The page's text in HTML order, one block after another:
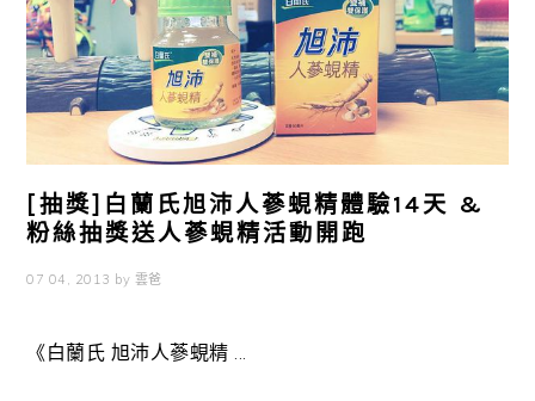
[抽獎]白蘭氏旭沛人蔘蜆精體驗14天 &
粉絲抽獎送人蔘蜆精活動開跑
07 04, 2013 by 雲爸
《白蘭氏 旭沛人蔘蜆精 ...